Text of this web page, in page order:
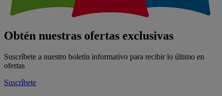
Obtén nuestras ofertas exclusivas
Suscríbete a nuestro boletín informativo para recibir lo último en
ofertas
Suscríbete